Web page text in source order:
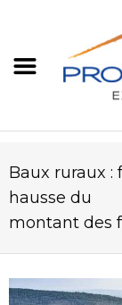
Baux ruraux :
hausse du
montant des